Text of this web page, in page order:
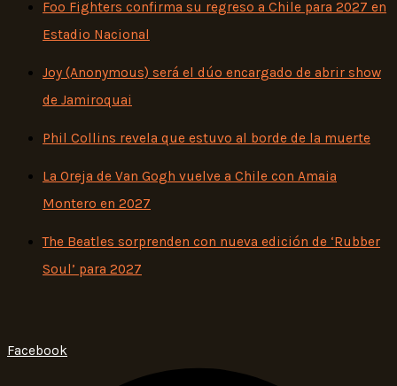
Foo Fighters confirma su regreso a Chile para 2027 en
Estadio Nacional
Joy (Anonymous) será el dúo encargado de abrir show
de Jamiroquai
Phil Collins revela que estuvo al borde de la muerte
La Oreja de Van Gogh vuelve a Chile con Amaia
Montero en 2027
The Beatles sorprenden con nueva edición de ‘Rubber
Soul’ para 2027
Facebook